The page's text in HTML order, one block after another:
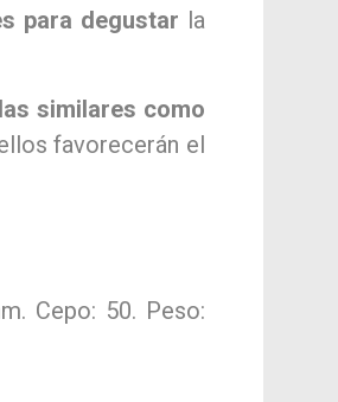
para degustar la
similares como
favorecerán el
Cepo: 50. Peso: